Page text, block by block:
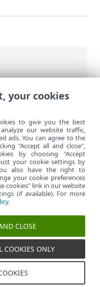
主菜单>
管理 Cookie
your cookies
to give you the best
our website traffic,
ads. You can agree to the
"Accept all and close",
by choosing "Accept
your cookie settings by
also have the right to
your cookie preferences
cookies" link in our website
(if available). For more
.
CLOSE
COOKIES ONLY